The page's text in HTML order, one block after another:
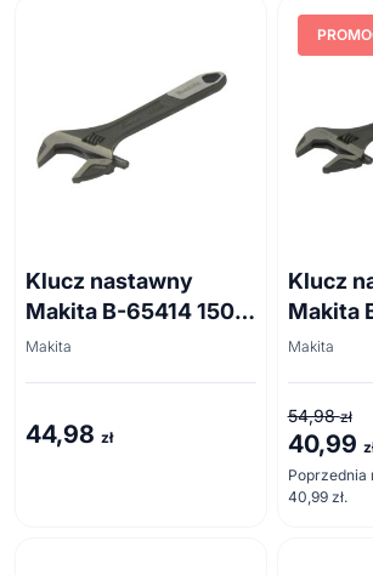
Klucz nastawny
Makita B-65414 150
mm
Makita
44,98 zł
Klucz
Makita
mm
Makita
54,98zł
cena
wynosiła:
40,99
Aktualna
cena
wynosi:
Poprzednia
40,99 zł.